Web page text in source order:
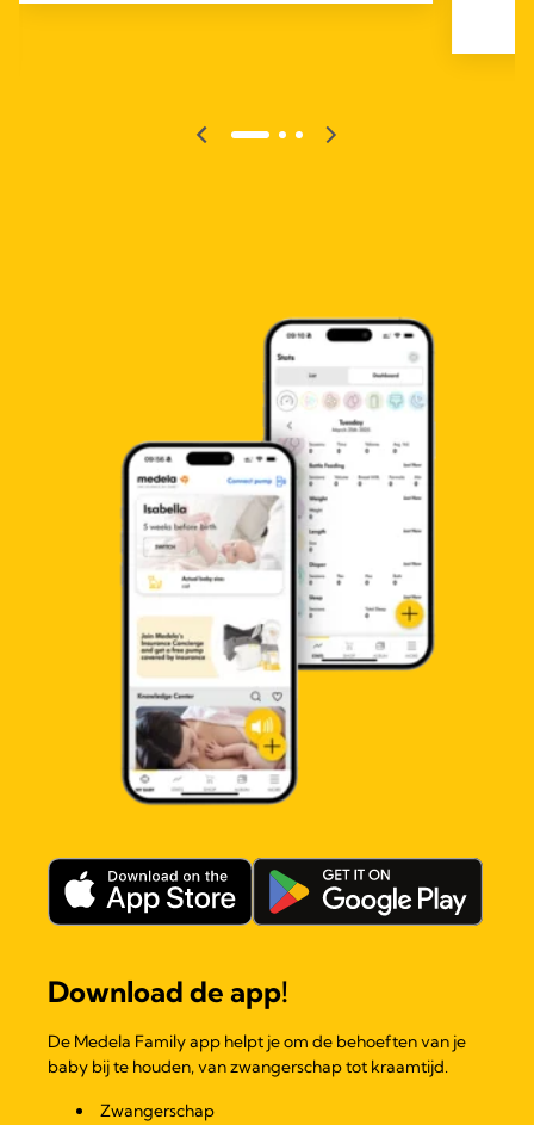
Download de app!
De Medela Family app helpt je om de behoeften van je
baby bij te houden, van zwangerschap tot kraamtijd.
Zwangerschap